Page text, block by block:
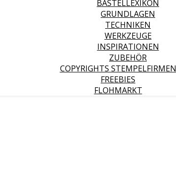
BASTELLEXIKON
GRUNDLAGEN
TECHNIKEN
WERKZEUGE
INSPIRATIONEN
ZUBEHÖR
COPYRIGHTS STEMPELFIRMEN
FREEBIES
FLOHMARKT